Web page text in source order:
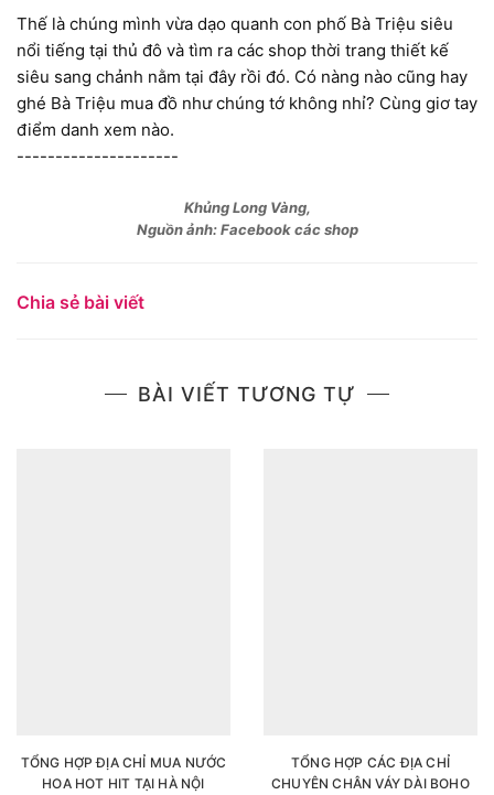
Thế là chúng mình vừa dạo quanh con phố Bà Triệu siêu
nổi tiếng tại thủ đô và tìm ra các shop thời trang thiết kế
siêu sang chảnh nằm tại đây rồi đó. Có nàng nào cũng hay
ghé Bà Triệu mua đồ như chúng tớ không nhỉ? Cùng giơ tay
điểm danh xem nào.
---------------------
Khủng Long Vàng,
Nguồn ảnh: Facebook các shop
Chia sẻ bài viết
BÀI VIẾT TƯƠNG TỰ
TỔNG HỢP ĐỊA CHỈ MUA NƯỚC
HOA HOT HIT TẠI HÀ NỘI
TỔNG HỢP CÁC ĐỊA CHỈ
CHUYÊN CHÂN VÁY DÀI BOHO